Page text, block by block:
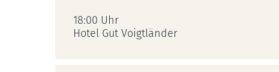
18:00 Uhr
Hotel Gut Voigtländer